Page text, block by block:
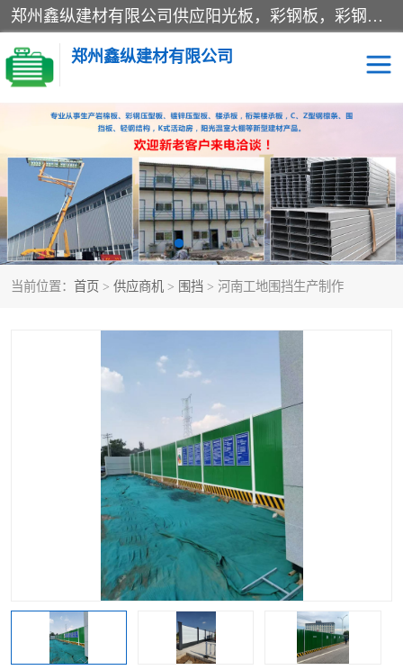
郑州鑫纵建材有限公司供应阳光板，彩钢板，彩钢钢构工程是一家集生产销售租赁安装于一体的企业，主要生产PC采光板，耐力板，仿古琉璃采光板，岩棉板、彩钢压型板、镀锌压型板、桁架楼承板，C、Z型钢檩条、围挡板、轻钢结构，阳光温室大棚等新型建材产品。公司旗下有多台移动式高空压瓦机租赁，承接全国各地业务，专业对外租赁各种型号压瓦机。
郑州鑫纵建材有限公司
当前位置： 首页 > 供应商机 > 围挡 > 河南工地围挡生产制作
高空瓦机租赁 ASA合成树脂仿古瓦
CZ型钢 FRP采光板
PC多层板 PC耐力板
建筑围挡 楼层板
压型彩钢板
钢结构配件
彩钢板
生产加工单板复合围挡 市